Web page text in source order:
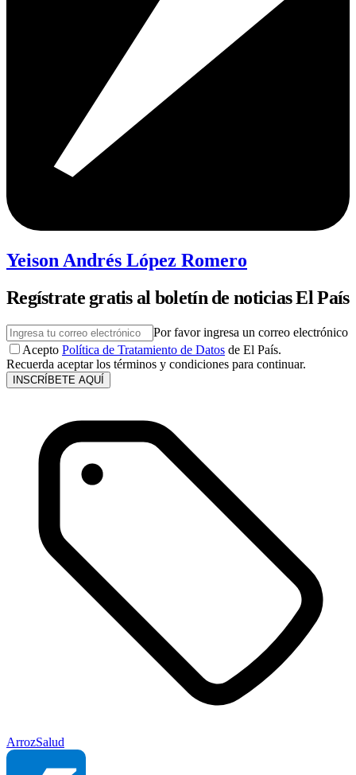
Yeison Andrés López Romero
Regístrate gratis al boletín de noticias El País
Por favor ingresa un correo electrónico
Acepto Política de Tratamiento de Datos de El País.
Recuerda aceptar los términos y condiciones para continuar.
INSCRÍBETE AQUÍ
ArrozSalud